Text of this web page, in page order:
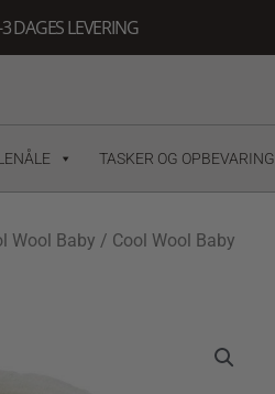
DAGES LEVERING
TASKER OG OPBEVARING
Wool Baby / Cool Wool Baby